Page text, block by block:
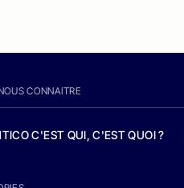
CONNAITRE
C'EST QUI, C'EST QUOI ?